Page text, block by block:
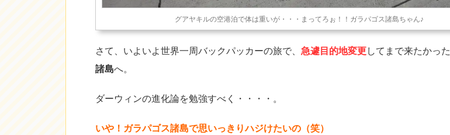
グアヤキルの空港泊で体は重いが・・・まってろぉ！！ガラパゴス諸島ちゃん♪
さて、いよいよ世界一周バックパッカーの旅で、 急遽目的地変更してまで来たかった
諸島へ。
ダーウィンの進化論を勉強すべく・・・・。
いや！ガラパゴス諸島で思いっきりハジけたいの（笑）